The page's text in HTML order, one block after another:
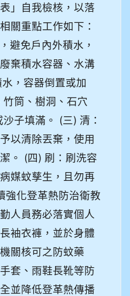
」自我檢核，以落
關重點工作如下：
避免戶內外積水，
棄積水容器、水溝
，容器倒置或加
筒、樹洞、石穴
子填滿。 (三) 清：
以清除丟棄，使用
。 (四) 刷：刷洗容
媒蚊孳生，且勿再
強化登革熱防治衛教
人員務必落實個人
袖衣褲，並於身體
關核可之防蚊藥
套、雨鞋長靴等防
並降低登革熱傳播